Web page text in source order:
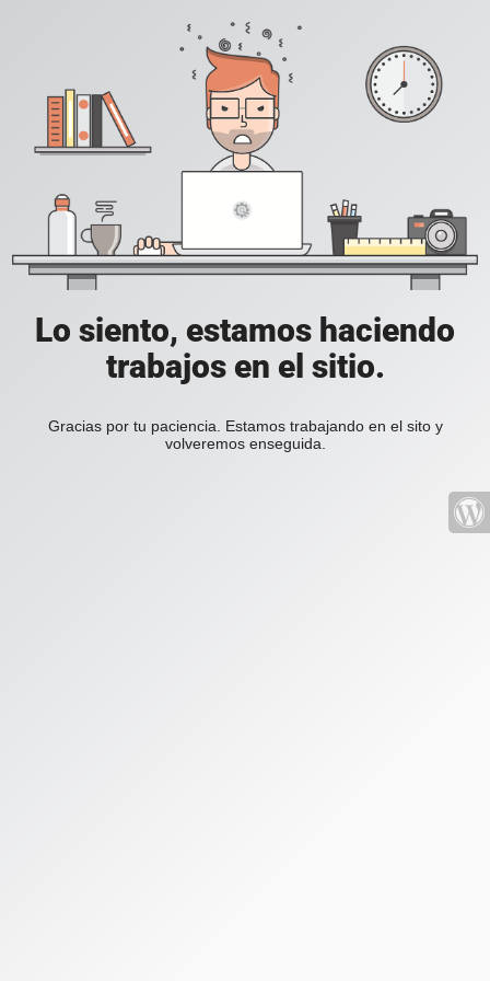
Lo siento, estamos haciendo
trabajos en el sitio.
Gracias por tu paciencia. Estamos trabajando en el sito y
volveremos enseguida.